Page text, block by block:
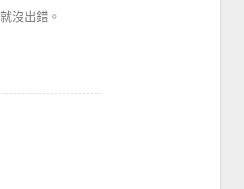
沒出錯。